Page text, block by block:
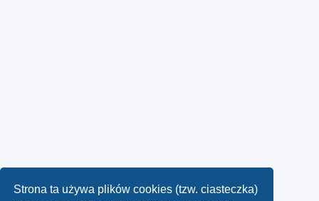
Strona ta używa plików cookies (tzw. ciasteczka)